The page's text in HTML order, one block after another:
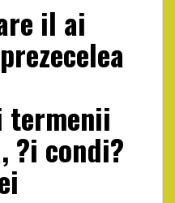
il ai
?i condi?